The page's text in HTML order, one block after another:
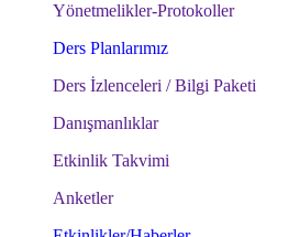
Yönetmelikler-Protokoller
Ders Planlarımız
Ders İzlenceleri / Bilgi Paketi
Danışmanlıklar
Etkinlik Takvimi
Anketler